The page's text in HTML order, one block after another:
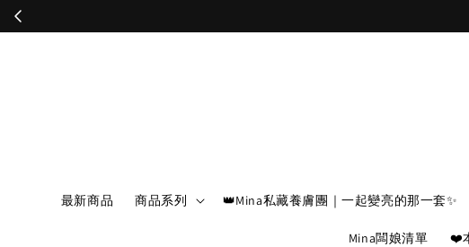
最新商品 商品系列 👑Mina私藏養膚團｜一起變亮的那一套✨
Mina闆娘清單 ❤️